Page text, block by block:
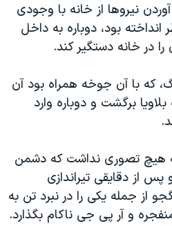
نیروها از خانه با وجودی
بود، دوباره به داخل
در خانه دستگیر کند.
که با آن جوخه همراه بود آن
برگشت و دوباره وارد
هیچ تصوری نداشت که دشمن
از دقایقی تیراندازی
از جمله یکی را در نبرد تن به
و آر پی جی ناکام بگذارد.